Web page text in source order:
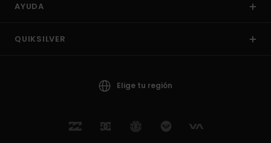
AYUDA
QUIKSILVER
Elige tu región